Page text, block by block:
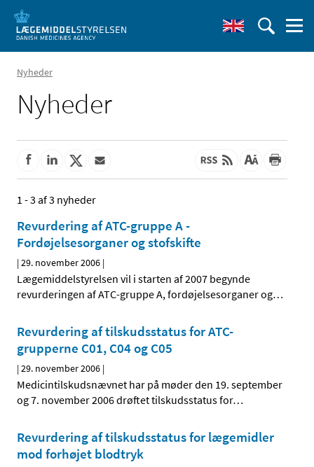
Nyheder
Nyheder
1 - 3 af 3 nyheder
Revurdering af ATC-gruppe A -
Fordøjelsesorganer og stofskifte
|29. november 2006 |
Lægemiddelstyrelsen vil i starten af 2007 begynde
revurderingen af ATC-gruppe A, fordøjelsesorganer og…
Revurdering af tilskudsstatus for ATC-
grupperne C01, C04 og C05
|29. november 2006 |
Medicintilskudsnævnet har på møder den 19. september
og 7. november 2006 drøftet tilskudsstatus for…
Revurdering af tilskudsstatus for lægemidler
mod forhøjet blodtryk